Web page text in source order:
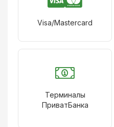
Visa/Mastercard
Терминалы
ПриватБанка